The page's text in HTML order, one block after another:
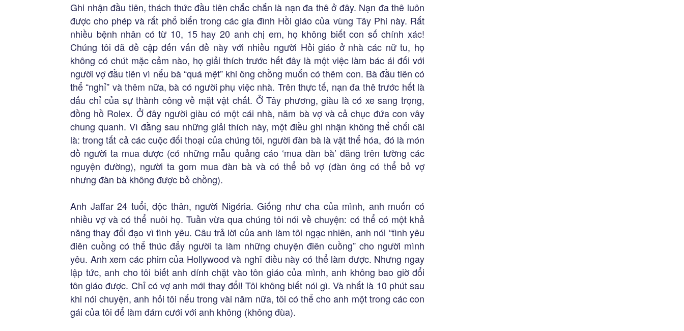
Ghi nhận đầu tiên, thách thức đầu tiên chắc chắn là nạn đa thê ở đây. Nạn đa thê luôn
được cho phép và rất phổ biến trong các gia đình Hồi giáo của vùng Tây Phi này. Rất
nhiều bệnh nhân có từ 10, 15 hay 20 anh chị em, họ không biết con số chính xác!
Chúng tôi đã đề cập đến vấn đề này với nhiều người Hồi giáo ở nhà các nữ tu, họ
không có chút mặc cảm nào, họ giải thích trước hết đây là một việc làm bác ái đối với
người vợ đầu tiên vì nếu bà “quá mệt” khi ông chồng muốn có thêm con. Bà đầu tiên có
thể “nghỉ” và thêm nữa, bà có người phụ việc nhà. Trên thực tế, nạn đa thê trước hết là
dấu chỉ của sự thành công về mặt vật chất. Ở Tây phương, giàu là có xe sang trọng,
đồng hồ Rolex. Ở đây người giàu có một cái nhà, năm bà vợ và cả chục đứa con vây
chung quanh. Vì đằng sau những giải thích này, một điều ghi nhận không thể chối cãi
là: trong tất cả các cuộc đối thoại của chúng tôi, người đàn bà là vật thể hóa, đó là món
đồ người ta mua được (có những mẫu quảng cáo ‘mua đàn bà’ đăng trên tường các
nguyện đường), người ta gom mua đàn bà và có thể bỏ vợ (đàn ông có thể bỏ vợ
nhưng đàn bà không được bỏ chồng).
Anh Jaffar 24 tuổi, độc thân, người Nigéria. Giống như cha của mình, anh muốn có
nhiều vợ và có thể nuôi họ. Tuần vừa qua chúng tôi nói về chuyện: có thể có một khả
năng thay đổi đạo vì tình yêu. Câu trả lời của anh làm tôi ngạc nhiên, anh nói “tình yêu
điên cuồng có thể thúc đẩy người ta làm những chuyện điên cuồng” cho người mình
yêu. Anh xem các phim của Hollywood và nghĩ điều này có thể làm được. Nhưng ngay
lập tức, anh cho tôi biết anh dính chặt vào tôn giáo của mình, anh không bao giờ đổi
tôn giáo được. Chỉ có vợ anh mới thay đổi! Tôi không biết nói gì. Và nhất là 10 phút sau
khi nói chuyện, anh hỏi tôi nếu trong vài năm nữa, tôi có thể cho anh một trong các con
gái của tôi để làm đám cưới với anh không (không đùa).